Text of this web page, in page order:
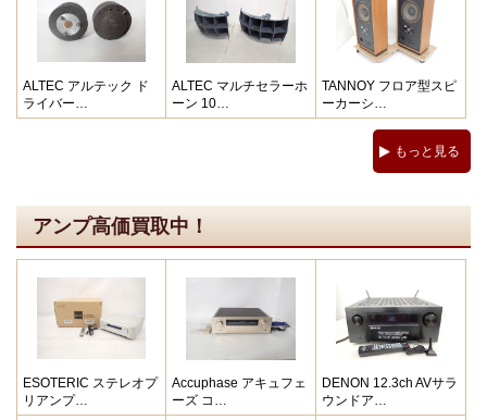
ALTEC アルテック ド
ライバー…
ALTEC マルチセラーホ
ーン 10…
TANNOY フロア型スピ
ーカーシ…
もっと見る
アンプ高価買取中！
ESOTERIC ステレオプ
リアンプ…
Accuphase アキュフェ
ーズ コ…
DENON 12.3ch AVサラ
ウンドア…